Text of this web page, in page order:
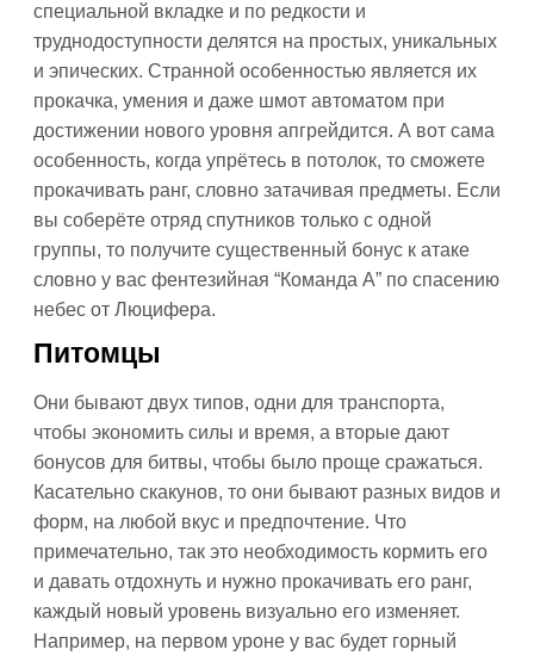
специальной вкладке и по редкости и
труднодоступности делятся на простых, уникальных
и эпических. Странной особенностью является их
прокачка, умения и даже шмот автоматом при
достижении нового уровня апгрейдится. А вот сама
особенность, когда упрётесь в потолок, то сможете
прокачивать ранг, словно затачивая предметы. Если
вы соберёте отряд спутников только с одной
группы, то получите существенный бонус к атаке
словно у вас фентезийная “Команда А” по спасению
небес от Люцифера.
Питомцы
Они бывают двух типов, одни для транспорта,
чтобы экономить силы и время, а вторые дают
бонусов для битвы, чтобы было проще сражаться.
Касательно скакунов, то они бывают разных видов и
форм, на любой вкус и предпочтение. Что
примечательно, так это необходимость кормить его
и давать отдохнуть и нужно прокачивать его ранг,
каждый новый уровень визуально его изменяет.
Например, на первом уроне у вас будет горный